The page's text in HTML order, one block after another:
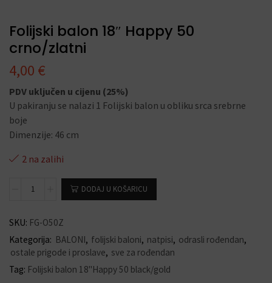
Folijski balon 18″ Happy 50
crno/zlatni
4,00 €
PDV uključen u cijenu (25%)
U pakiranju se nalazi 1 Folijski balon u obliku srca srebrne
boje
Dimenzije: 46 cm
2 na zalihi
DODAJ U KOŠARICU
SKU: FG-O50Z
Kategorija: BALONI, folijski baloni, natpisi, odrasli rođendan,
ostale prigode i proslave, sve za rođendan
Tag: Folijski balon 18"Happy 50 black/gold